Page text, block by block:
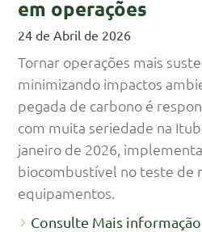
em operações
24 de Abril de 2026
Tornar operações mais
minimizando impactos
pegada de carbono é
com muita seriedade na
janeiro de 2026,
biocombustível no teste de
equipamentos.
Consulte Mais informação